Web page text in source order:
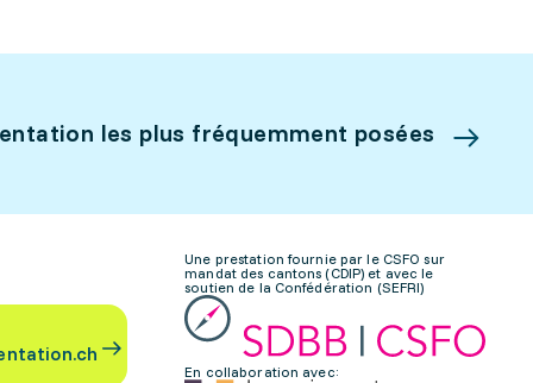
les plus fréquemment posées
Une prestation fournie par le CSFO sur
mandat des cantons (CDIP) et avec le
soutien de la Confédération (SEFRI)
En collaboration avec: